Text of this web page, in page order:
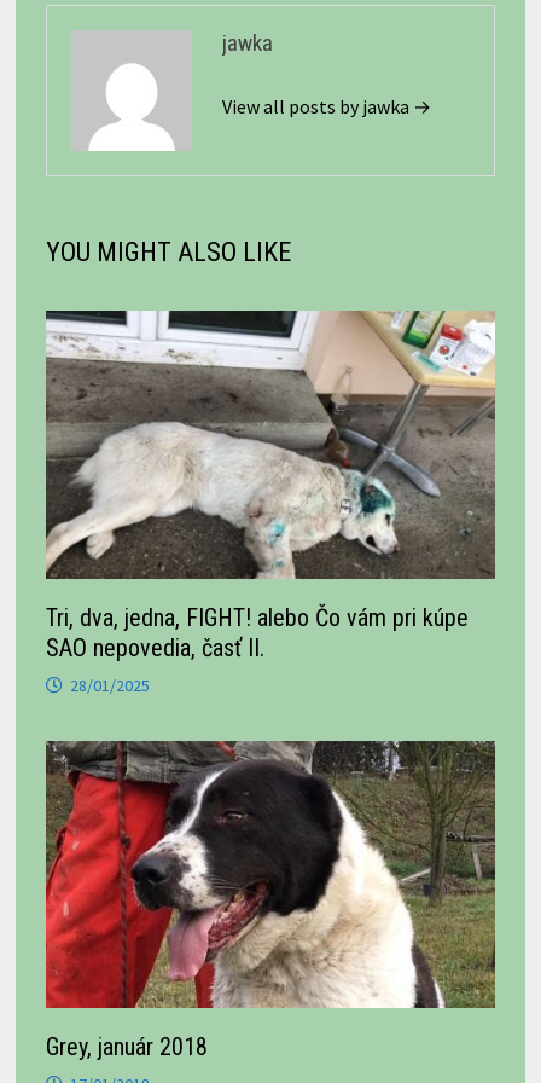
jawka
View all posts by jawka →
YOU MIGHT ALSO LIKE
Tri, dva, jedna, FIGHT! alebo Čo vám pri kúpe
SAO nepovedia, časť II.
28/01/2025
Grey, január 2018